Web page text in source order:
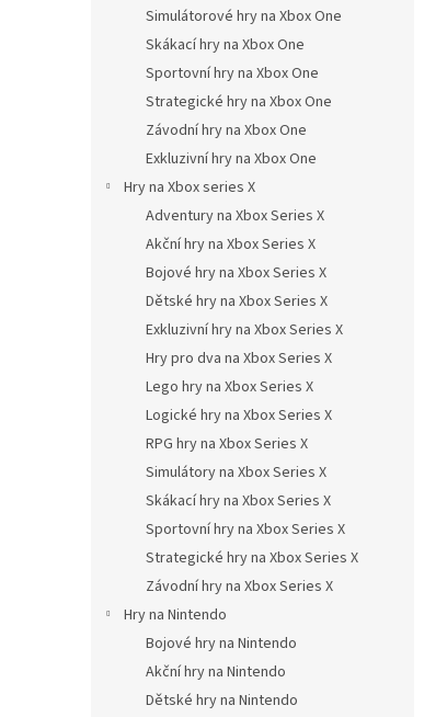
Simulátorové hry na Xbox One
Skákací hry na Xbox One
Sportovní hry na Xbox One
Strategické hry na Xbox One
Závodní hry na Xbox One
Exkluzivní hry na Xbox One
Hry na Xbox series X
Adventury na Xbox Series X
Akční hry na Xbox Series X
Bojové hry na Xbox Series X
Dětské hry na Xbox Series X
Exkluzivní hry na Xbox Series X
Hry pro dva na Xbox Series X
Lego hry na Xbox Series X
Logické hry na Xbox Series X
RPG hry na Xbox Series X
Simulátory na Xbox Series X
Skákací hry na Xbox Series X
Sportovní hry na Xbox Series X
Strategické hry na Xbox Series X
Závodní hry na Xbox Series X
Hry na Nintendo
Bojové hry na Nintendo
Akční hry na Nintendo
Dětské hry na Nintendo